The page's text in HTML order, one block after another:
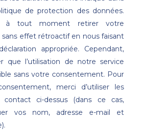
de protection des données.
à tout moment retirer votre
effet rétroactif en nous faisant
appropriée. Cependant,
que l’utilisation de notre service
sans votre consentement. Pour
merci d’utiliser les
ci-dessus (dans ce cas,
vos nom, adresse e-mail et